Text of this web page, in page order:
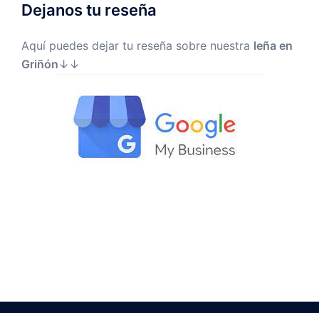
Dejanos tu reseña
Aquí puedes dejar tu reseña sobre nuestra leña en
Griñón ↓↓